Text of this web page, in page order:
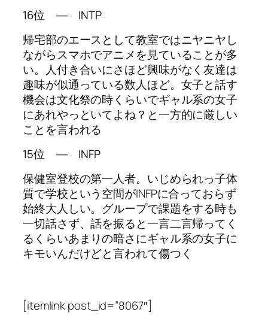
16位 ― INTP
帰宅部のエースとして教室ではニヤニヤし
ながらスマホでアニメを見ていることが多
い。人付き合いにさほど興味がなく友達は
趣味が似通っている数人ほど。女子と話す
機会は文化祭の時くらいでギャル系の女子
にあれやっといてよね？と一方的に厳しい
ことを言われる
15位 ― INFP
保健室登校の第一人者。いじめられっ子体
質で学校という空間がINFPに合っておらず
始終大人しい。グループで課題をする時も
一切話さず、話を振ると一言二言帰ってく
るくらいあまりの暗さにギャル系の女子に
キモいんだけどと言われて傷つく
[itemlink post_id=”8067″]